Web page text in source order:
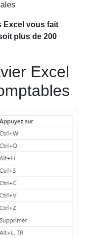
Excel vous fait
plus de 200
Excel